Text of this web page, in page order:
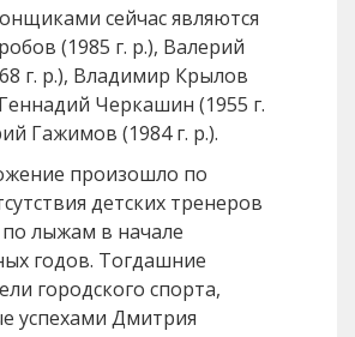
сейчас являются
(1985 г. р.), Валерий
г. р.), Владимир Крылов
Черкашин (1955 г.
Гажимов (1984 г. р.).
произошло по
детских тренеров
лыжам в начале
годов. Тогдашние
городского спорта,
успехами Дмитрия